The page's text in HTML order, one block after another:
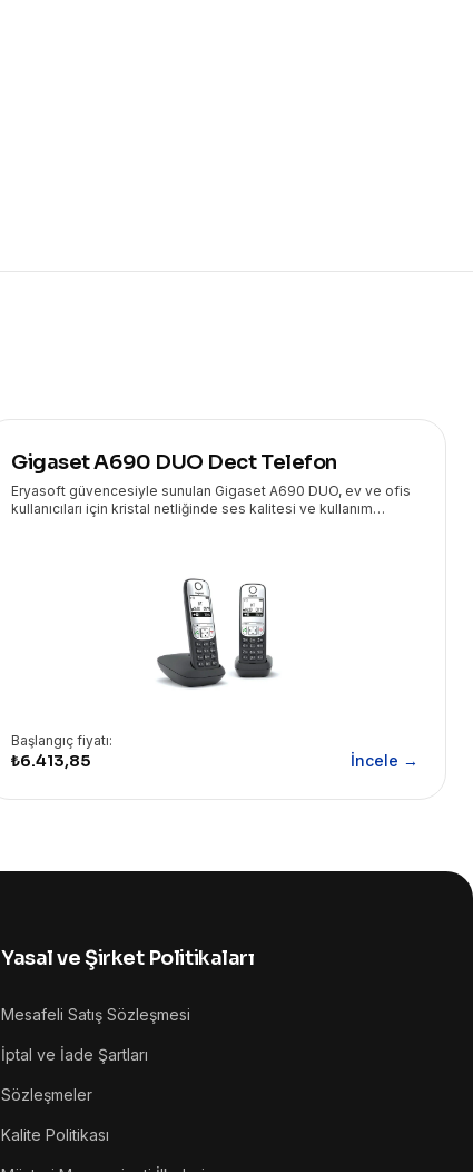
Gigaset A690 DUO Dect Telefon
Eryasoft güvencesiyle sunulan Gigaset A690 DUO, ev ve ofis
kullanıcıları için kristal netliğinde ses kalitesi ve kullanım
Başlangıç fiyatı:
₺6.413,85 İncele →
Yasal ve Şirket Politikaları
Mesafeli Satış Sözleşmesi
İptal ve İade Şartları
Sözleşmeler
Kalite Politikası